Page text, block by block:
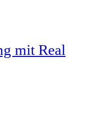
mit Real